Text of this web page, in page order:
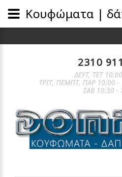
2310
ΔΕΥΤ, ΤΕΤ
ΤΡΙΤ, ΠΕΜΠΤ, ΠΑΡ 10:00 -
ΣΑΒ 10:30 -